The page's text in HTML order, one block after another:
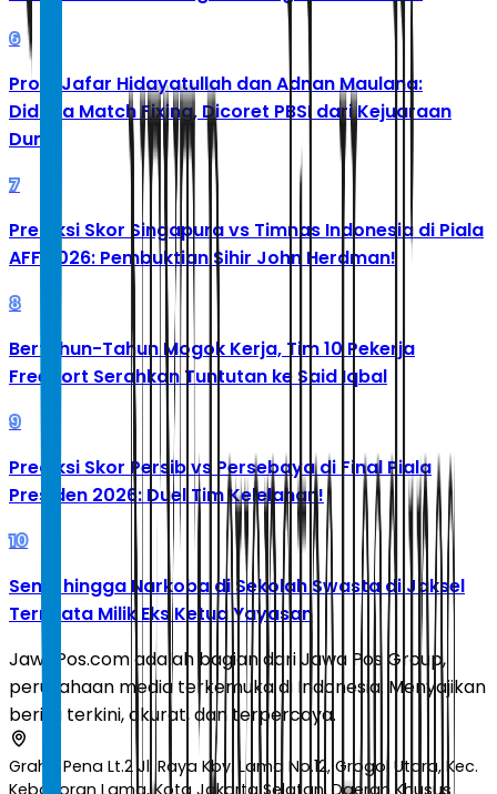
6
Profil Jafar Hidayatullah dan Adnan Maulana:
Diduga Match Fixing, Dicoret PBSI dari Kejuaraan
Dunia
7
Prediksi Skor Singapura vs Timnas Indonesia di Piala
AFF 2026: Pembuktian Sihir John Herdman!
8
Bertahun-Tahun Mogok Kerja, Tim 10 Pekerja
Freeport Serahkan Tuntutan ke Said Iqbal
9
Prediksi Skor Persib vs Persebaya di Final Piala
Presiden 2026: Duel Tim Kelelahan!
10
Senpi hingga Narkoba di Sekolah Swasta di Jaksel
Ternyata Milik Eks Ketua Yayasan
JawaPos.com adalah bagian dari Jawa Pos Group,
perusahaan media terkemuka di Indonesia. Menyajikan
berita terkini, akurat, dan terpercaya.
Graha Pena Lt.2 Jl. Raya Kby. Lama No.12, Grogol Utara, Kec.